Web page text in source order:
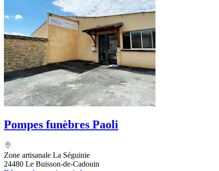
Pompes funèbres Paoli
Zone artisanale La Séguinie
24480 Le Buisson-de-Cadouin